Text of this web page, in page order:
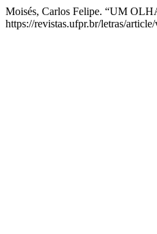
Moisés, Carlos Felipe. “UM
https://revistas.ufpr.br/letras/